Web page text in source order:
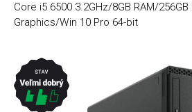
Core i5 6500 3.2GHz/8GB RAM/
Graphics/Win 10 Pro 64-bit